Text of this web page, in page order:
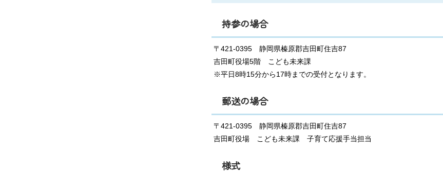
持参の場合
〒421-0395 静岡県榛原郡吉田町住吉87
吉田町役場5階 こども未来課
※平日8時15分から17時までの受付となります。
郵送の場合
〒421-0395 静岡県榛原郡吉田町住吉87
吉田町役場 こども未来課 子育て応援手当担当
様式